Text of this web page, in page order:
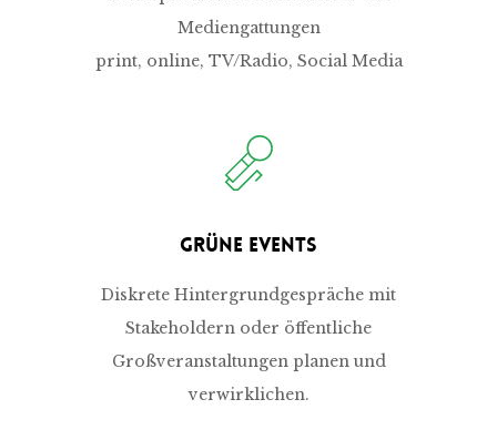
Mediengattungen
print, online, TV/Radio, Social Media
Grüne Events
Diskrete Hintergrundgespräche mit
Stakeholdern oder öffentliche
Großveranstaltungen planen und
verwirklichen.